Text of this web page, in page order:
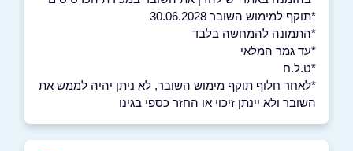
*תוקף למימוש השובר 30.06.2028
*התמונה להמחשה בלבד
*עד גמר המלאי
*ט.ל.ח
*לאחר חלוף תוקף מימוש השובר, לא ניתן יהיה לממש את
השובר ולא יינתן זיכוי או החזר כספי בגינו